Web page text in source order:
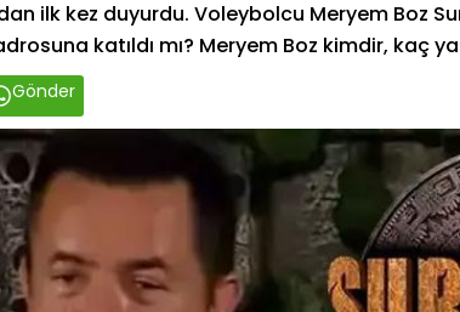
ilk kez duyurdu. Voleybolcu Meryem Boz
katıldı mı? Meryem Boz kimdir, kaç
Gönder